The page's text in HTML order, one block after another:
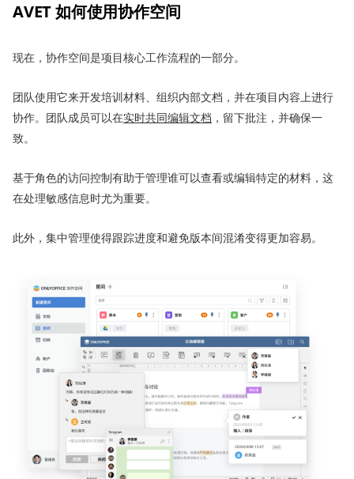
AVET 如何使用协作空间
现在，协作空间是项目核心工作流程的一部分。
团队使用它来开发培训材料、组织内部文档，并在项目内容上进行
协作。团队成员可以在实时共同编辑文档 ，留下批注，并确保一
致。
基于角色的访问控制有助于管理谁可以查看或编辑特定的材料，这
在处理敏感信息时尤为重要。
此外，集中管理使得跟踪进度和避免版本间混淆变得更加容易。